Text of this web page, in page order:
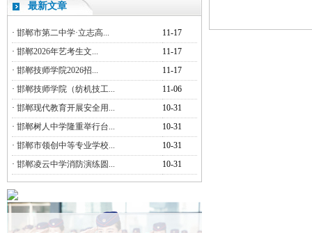
最新文章
· 邯郸市第二中学·立志高...
11-17
· 邯郸2026年艺考生文...
11-17
· 邯郸技师学院2026招...
11-17
· 邯郸技师学院（纺机技工...
11-06
· 邯郸现代教育开展安全用...
10-31
· 邯郸树人中学隆重举行台...
10-31
· 邯郸市领创中等专业学校...
10-31
· 邯郸凌云中学消防演练圆... 10-31